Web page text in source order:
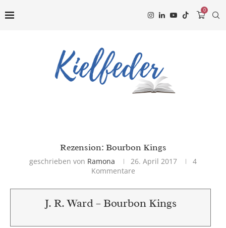
0
Rezension: Bourbon Kings
geschrieben von Ramona 26. April 2017
4
Kommentare
J. R. Ward – Bourbon Kings